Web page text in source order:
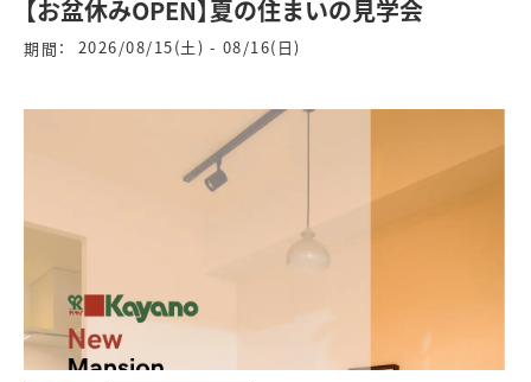
【お盆休みOPEN】夏の住まいの見学会
期間： 2026/08/15(土) - 08/16(日)